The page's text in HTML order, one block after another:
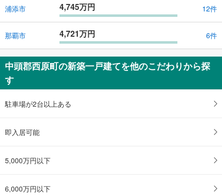
浦添市 4,745万円 12件
那覇市 4,721万円 6件
中頭郡西原町の新築一戸建てを他のこだわりから探
す
駐車場が2台以上ある
即入居可能
5,000万円以下
6,000万円以下